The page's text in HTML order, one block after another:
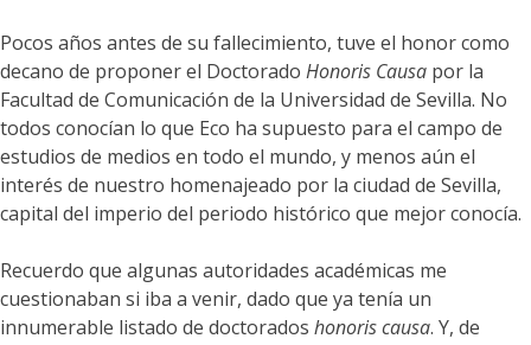
Pocos años antes de su fallecimiento, tuve el honor como
decano de proponer el Doctorado Honoris Causa por la
Facultad de Comunicación de la Universidad de Sevilla. No
todos conocían lo que Eco ha supuesto para el campo de
estudios de medios en todo el mundo, y menos aún el
interés de nuestro homenajeado por la ciudad de Sevilla,
capital del imperio del periodo histórico que mejor conocía.
Recuerdo que algunas autoridades académicas me
cuestionaban si iba a venir, dado que ya tenía un
innumerable listado de doctorados honoris causa. Y, de